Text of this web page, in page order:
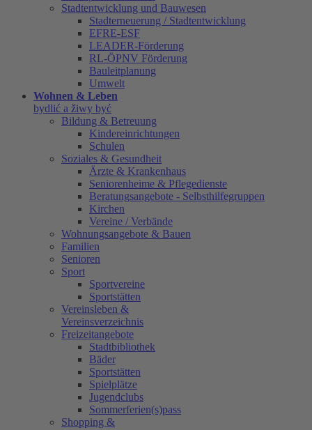
Stadtentwicklung und Bauwesen
Stadterneuerung / Stadtentwicklung
EFRE-ESF
LEADER-Förderung
RL-ÖPNV Förderung
Bauleitplanung
Umwelt
Wohnen & Leben
bydlić a žiwy być
Bildung & Betreuung
Kindereinrichtungen
Schulen
Soziales & Gesundheit
Ärzte & Krankenhaus
Seniorenheime & Pflegedienste
Beratungsangebote - Selbsthilfegruppen
Kirchen
Vereine / Verbände
Wohnungsangebote & Bauen
Familien
Senioren
Sport
Sportvereine
Sportstätten
Vereinsleben &
Vereinsverzeichnis
Freizeitangebote
Stadtbibliothek
Bäder
Sportstätten
Spielplätze
Jugendclubs
Sommerferien(s)pass
Shopping &